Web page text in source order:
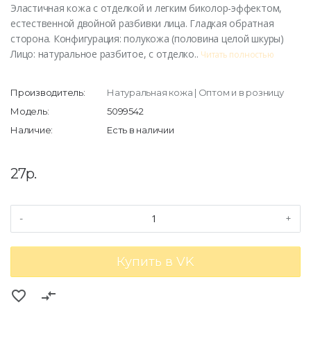
Эластичная кожа с отделкой и легким биколор-эффектом,
естественной двойной разбивки лица. Гладкая обратная
сторона. Конфигурация: полукожа (половина целой шкуры)
Лицо: натуральное разбитое, с отделко.. Читать полностью
Производитель:
Натуральная кожа | Оптом и в розницу
Модель:
5099542
Наличие:
Есть в наличии
27р.
- +
Купить в VK
favorite_border compare_arrows